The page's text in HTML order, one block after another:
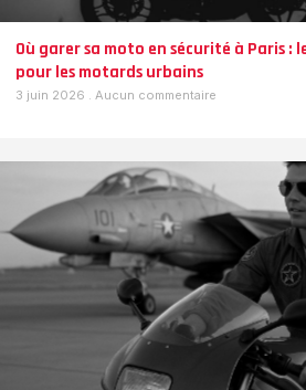
Où garer sa moto en sécurité à Paris :
pour les motards urbains
3 juin 2026 Aucun commentaire